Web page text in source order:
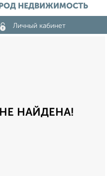
НЕДВИЖИМОСТЬ
Личный кабинет
НАЙДЕНА!